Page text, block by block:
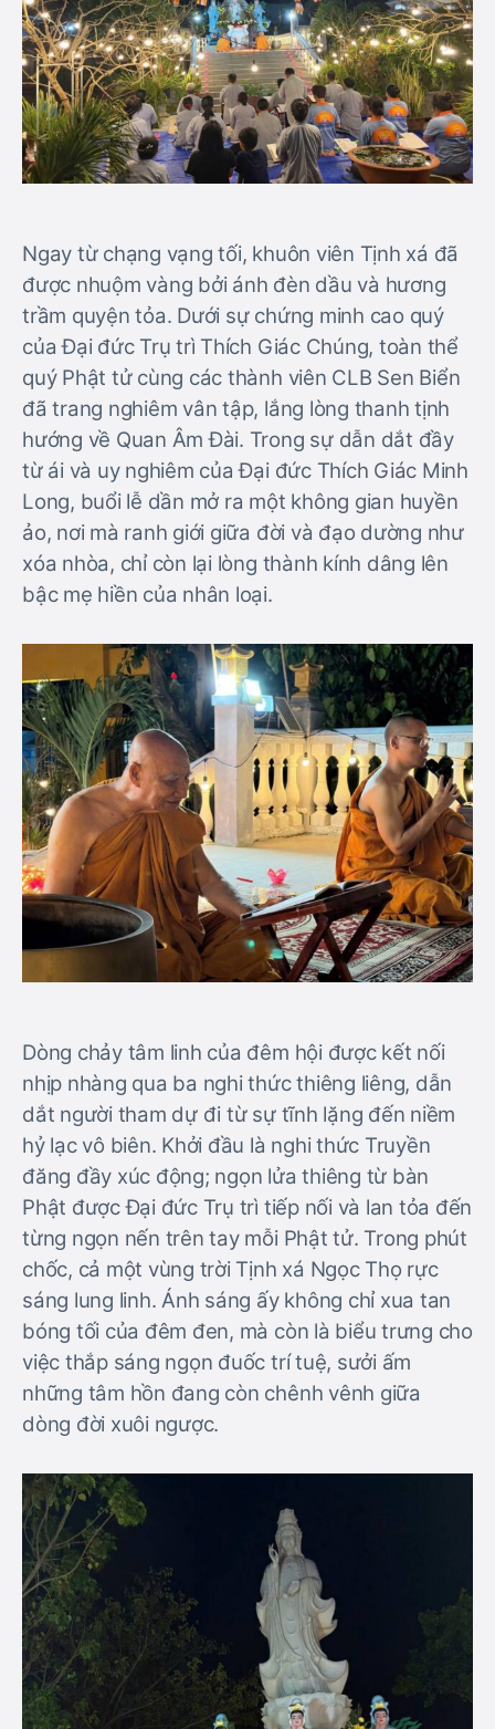
Ngay từ chạng vạng tối, khuôn viên Tịnh xá đã
được nhuộm vàng bởi ánh đèn dầu và hương
trầm quyện tỏa. Dưới sự chứng minh cao quý
của Đại đức Trụ trì Thích Giác Chúng, toàn thể
quý Phật tử cùng các thành viên CLB Sen Biển
đã trang nghiêm vân tập, lắng lòng thanh tịnh
hướng về Quan Âm Đài. Trong sự dẫn dắt đầy
từ ái và uy nghiêm của Đại đức Thích Giác Minh
Long, buổi lễ dần mở ra một không gian huyền
ảo, nơi mà ranh giới giữa đời và đạo dường như
xóa nhòa, chỉ còn lại lòng thành kính dâng lên
bậc mẹ hiền của nhân loại.
Dòng chảy tâm linh của đêm hội được kết nối
nhịp nhàng qua ba nghi thức thiêng liêng, dẫn
dắt người tham dự đi từ sự tĩnh lặng đến niềm
hỷ lạc vô biên. Khởi đầu là nghi thức Truyền
đăng đầy xúc động; ngọn lửa thiêng từ bàn
Phật được Đại đức Trụ trì tiếp nối và lan tỏa đến
từng ngọn nến trên tay mỗi Phật tử. Trong phút
chốc, cả một vùng trời Tịnh xá Ngọc Thọ rực
sáng lung linh. Ánh sáng ấy không chỉ xua tan
bóng tối của đêm đen, mà còn là biểu trưng cho
việc thắp sáng ngọn đuốc trí tuệ, sưởi ấm
những tâm hồn đang còn chênh vênh giữa
dòng đời xuôi ngược.